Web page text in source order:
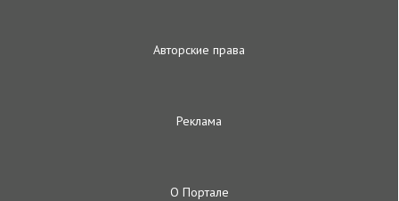
Авторские права
Реклама
О Портале